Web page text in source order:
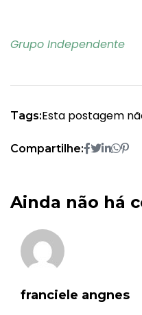
Grupo Independente
Tags:Esta postagem
Compartilhe:
Ainda não há
franciele angnes